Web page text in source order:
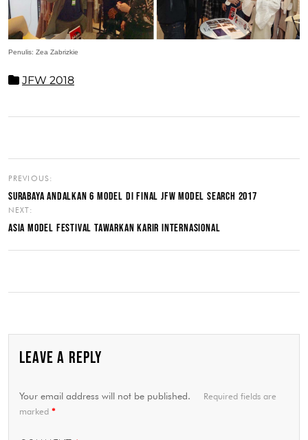
Penulis: Zea Zabrizkie
JFW 2018
PREVIOUS:
SURABAYA ANDALKAN 6 MODEL DI FINAL JFW MODEL SEARCH 2017
NEXT:
ASIA MODEL FESTIVAL TAWARKAN KARIR INTERNASIONAL
LEAVE A REPLY
Your email address will not be published.
Required fields are
marked *